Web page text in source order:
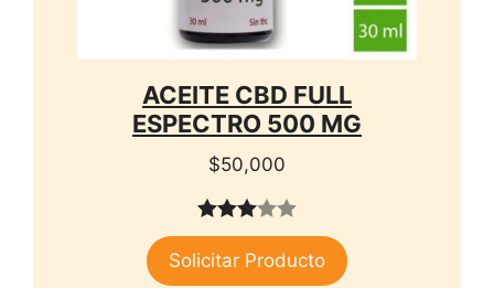
ACEITE CBD FULL
ESPECTRO 500 MG
$50,000
3.00
de 5
Solicitar Producto